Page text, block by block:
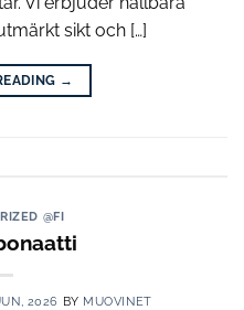
sikt och […]
→
@FI
2026 BY MUOVINET